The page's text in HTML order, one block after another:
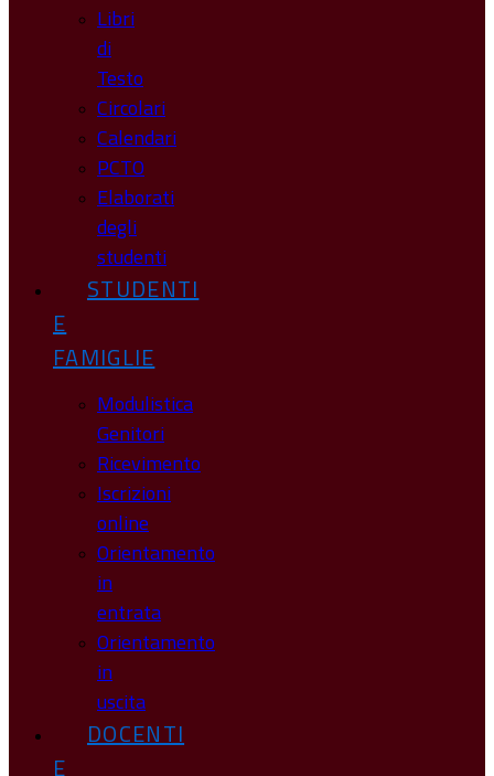
Libri
di
Testo
Circolari
Calendari
PCTO
Elaborati
degli
studenti
STUDENTI
E
FAMIGLIE
Modulistica
Genitori
Ricevimento
Iscrizioni
online
Orientamento
in
entrata
Orientamento
in
uscita
DOCENTI
E